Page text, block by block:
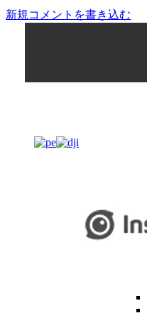
新規コメントを書き込む